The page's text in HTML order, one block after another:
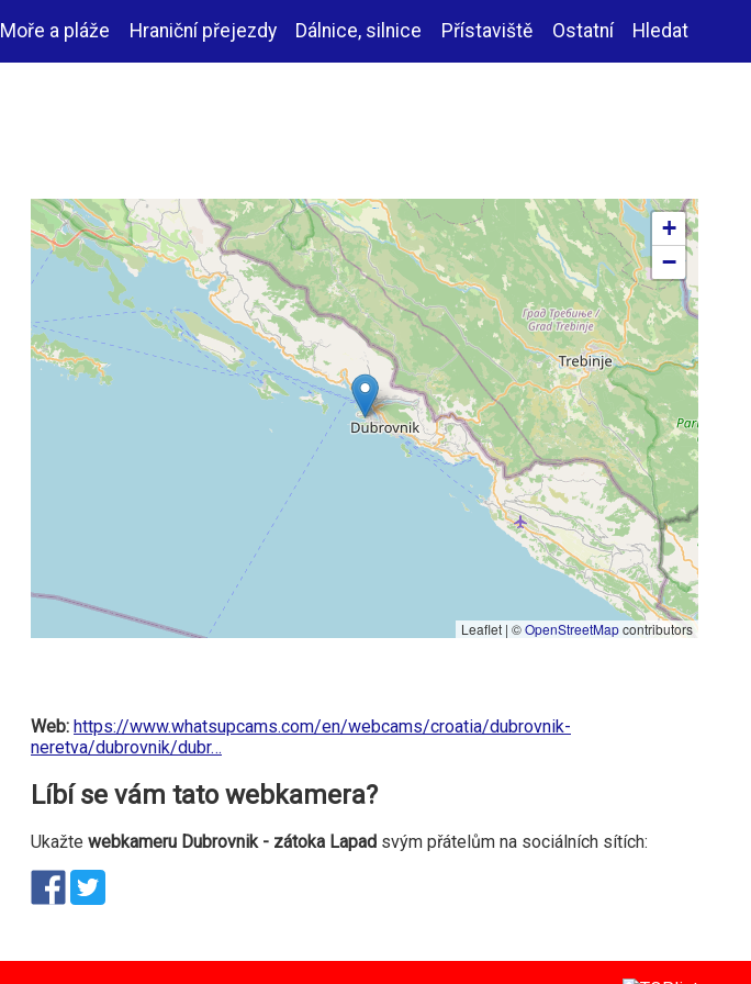
Moře a pláže Hraniční přejezdy Dálnice, silnice Přístaviště Ostatní Hledat
+
−
Leaflet | ©OpenStreetMapcontributors
Web: https://www.whatsupcams.com/en/webcams/croatia/dubrovnik-
neretva/dubrovnik/dubr…
Líbí se vám tato webkamera?
Ukažte webkameru Dubrovnik - zátoka Lapad svým přátelům na sociálních sítích: